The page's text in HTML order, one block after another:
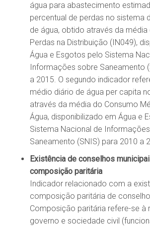
água para abastecimento
percentual de perdas no sistema
de água, obtido através da
Perdas na Distribuição (IN049),
Água e Esgotos pelo Sistema
Informações sobre Saneamento
a 2015. O segundo indicador
médio diário de água per capita
através da média do Consumo
Água, disponibilizado em Água e
Sistema Nacional de
Saneamento (SNIS) para 2010 a
Existência de conselhos
composição paritária
Indicador relacionado com a
composição paritária de
Composição paritária refere-se à
governo e sociedade civil